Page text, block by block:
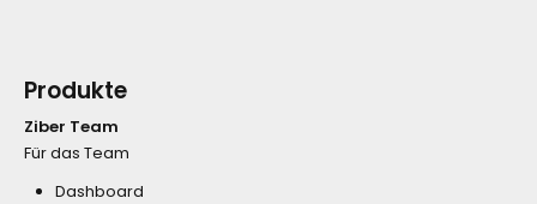
Produkte
Ziber Team
Für das Team
Dashboard